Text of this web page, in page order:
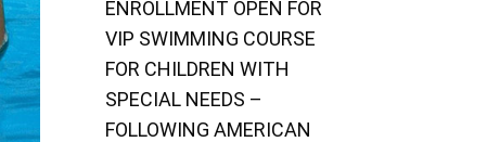
ENROLLMENT OPEN FOR
VIP SWIMMING COURSE
FOR CHILDREN WITH
SPECIAL NEEDS –
FOLLOWING AMERICAN